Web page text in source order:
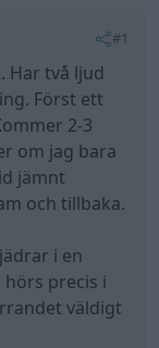
#1
Har två ljud
Först ett
2-3
om jag bara
jämnt
och tillbaka.
i en
precis i
väldigt